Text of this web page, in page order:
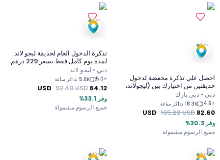
احصل علي تذكرة مخفضة لدخول
حديقتين من اختيارك بين (ليجولاند،
حديقة ليجولاند المائية، ريال مدريد،
قرية السنافر وموشن جيت)
دبي • دبي بارك
⭐
4.9 18.3K تذاكر مباعة
82.60
USD 165.20USD
جميع الرسوم مشمولة
وفر 30.3%
تذكرة الدخول العام لحديقة ليجو لاند
لمدة يوم كامل فقط بسعر 229 درهم
دبي • ليجو لاند
⭐
5.0 5.6K تذاكر مباعة
64.12
USD 92.40USD
جميع الرسوم مشمولة
وفر 33.1%